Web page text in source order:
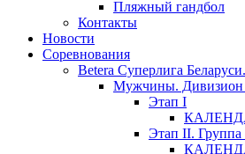
Пляжный гандбол
Контакты
Новости
Соревнования
Betera Суперлига
Мужчины. Дивизион
Этап I
Этап II.